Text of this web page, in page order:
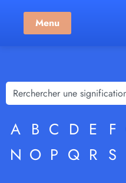
Menu
A B C D E F
N O P Q R S